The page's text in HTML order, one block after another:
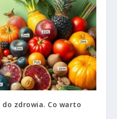
zdrowia. Co warto